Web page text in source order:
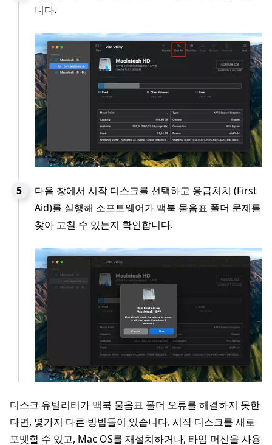
니다.
다음 창에서 시작 디스크를 선택하고 응급처치 (First
Aid)를 실행해 소프트웨어가 맥북 물음표 폴더 문제를
찾아 고칠 수 있는지 확인합니다.
디스크 유틸리티가 맥북 물음표 폴더 오류를 해결하지 못한
다면, 몇가지 다른 방법들이 있습니다. 시작 디스크를 새로
포맷할 수 있고, Mac OS를 재설치하거나, 타임 머신을 사용